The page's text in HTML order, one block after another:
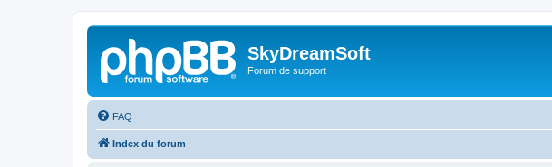
SkyDreamSoft
Forum de support
FAQ
Index du forum